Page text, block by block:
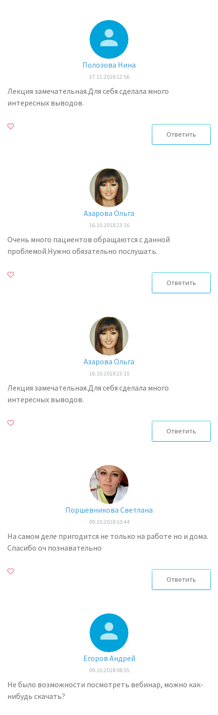
Полозова Нина
27.11.2018 12:56
Лекция замечательная.Для себя сделала много
интересных выводов.
Ответить
Азарова Ольга
16.10.2018 23:16
Очень много пациентов обращаются с данной
проблемой.Нужно обязательно послушать.
Ответить
Азарова Ольга
16.10.2018 23:15
Лекция замечательная.Для себя сделала много
интересных выводов.
Ответить
Поршевникова Светлана
09.10.2018 10:44
На самом деле пригодится не только на работе но и дома.
Спасибо оч познавательно
Ответить
Егоров Андрей
09.10.2018 08:55
Не было возможности посмотреть вебинар, можно как-
нибудь скачать?